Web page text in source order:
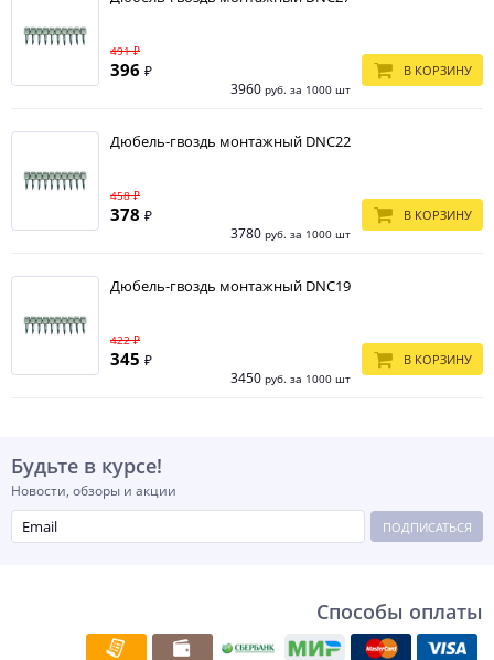
3960 руб. за 1000 шт
396 ₽
491 ₽
В КОРЗИНУ
Дюбель-гвоздь монтажный DNC22
3780 руб. за 1000 шт
378 ₽
458 ₽
В КОРЗИНУ
Дюбель-гвоздь монтажный DNC19
3450 руб. за 1000 шт
345 ₽
422 ₽
В КОРЗИНУ
Будьте в курсе!
Новости, обзоры и акции
ПОДПИСАТЬСЯ
Способы оплаты